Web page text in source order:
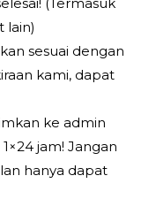
lain)
sesuai dengan
kami, dapat
ke admin
jam! Jangan
hanya dapat